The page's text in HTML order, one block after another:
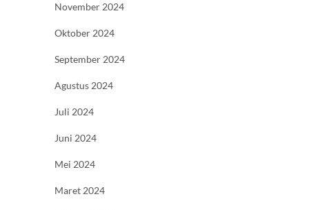
November 2024
Oktober 2024
September 2024
Agustus 2024
Juli 2024
Juni 2024
Mei 2024
Maret 2024